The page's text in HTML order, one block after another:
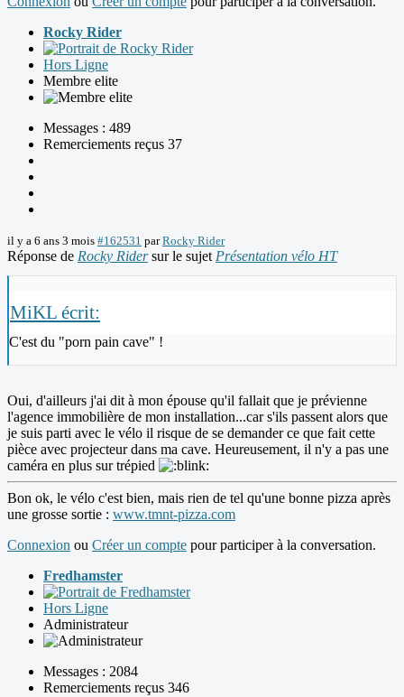
Rocky Rider
Hors Ligne
Membre elite
Messages : 489
Remerciements reçus 37
il y a 6 ans 3 mois #162531 parRocky Rider
Réponse de Rocky Ridersur le sujet Présentation vélo HT
MiKL écrit:
C'est du "porn pain cave" !
Oui, d'ailleurs j'ai dit à mon épouse qu'il fallait que je prévienne
l'agence immobilière de mon installation...car s'ils passent alors que
je suis parti avec le vélo il risque de se demander ce que fait cette
pièce avec projecteur dans ma cave. Heureusement, il n'y a pas une
caméra en plus sur trépied
Bon ok, le vélo c'est bien, mais rien de tel qu'une bonne pizza après
une grosse sortie : www.tmnt-pizza.com
Connexion ou Créer un compte pour participer à la conversation.
Fredhamster
Hors Ligne
Administrateur
Messages : 2084
Remerciements reçus 346